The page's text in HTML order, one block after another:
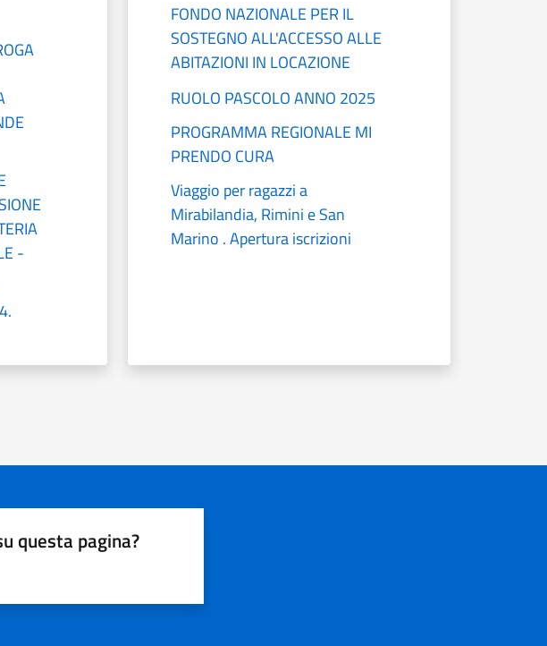
-
FONDO NAZIONALE PER IL
SOSTEGNO ALL'ACCESSO ALLE
ABITAZIONI IN LOCAZIONE
RUOLO PASCOLO ANNO 2025
PROGRAMMA REGIONALE MI
PRENDO CURA
Viaggio per ragazzi a
Mirabilandia, Rimini e San
Marino . Apertura iscrizioni
questa pagina?